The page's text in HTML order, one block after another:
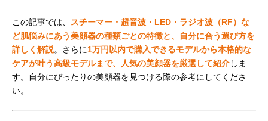
この記事では、
スチーマー・超音波・LED・ラジオ波（RF）な
ど肌悩みにあう美顔器の種類ごとの特徴と、自分に合う選び方を
詳しく解説。さらに1万円以内で購入できるモデルから本格的な
ケアが叶う高級モデルまで、人気の美顔器を厳選して紹介しま
す。自分にぴったりの美顔器を見つける際の参考にしてくださ
い。